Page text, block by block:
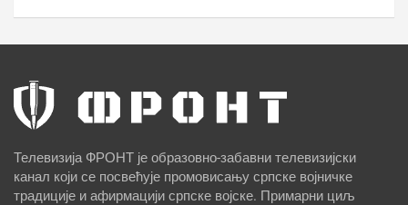
Телевизија ФРОНТ је образовно-забавни телевизијски
канал који се посвећује промовисању српске војничке
традиције и афирмацији српске војске. Примарни циљ